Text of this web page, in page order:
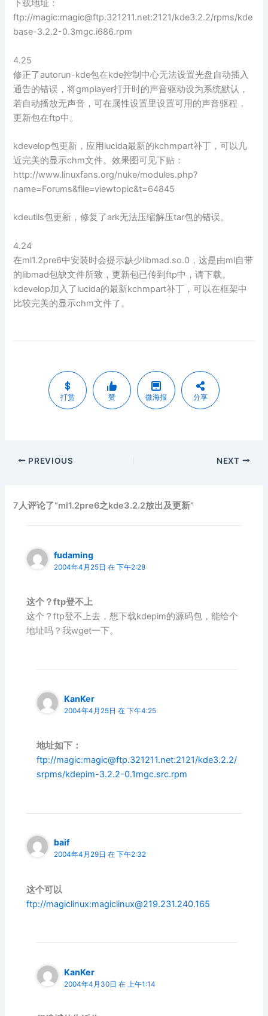
下载地址：
ftp://magic:magic@ftp.321211.net:2121/kde3.2.2/rpms/kde
base-3.2.2-0.3mgc.i686.rpm
4.25
修正了autorun-kde包在kde控制中心无法设置光盘自动插入
通告的错误，将gmplayer打开时的声音驱动设为系统默认，
若自动播放无声音，可在属性设置里设置可用的声音驱程，
更新包在ftp中。
kdevelop包更新，应用lucida最新的kchmpart补丁，可以几
近完美的显示chm文件。效果图可见下贴：
http://www.linuxfans.org/nuke/modules.php?
name=Forums&file=viewtopic&t=64845
kdeutils包更新，修复了ark无法压缩解压tar包的错误。
4.24
在ml1.2pre6中安装时会提示缺少libmad.so.0，这是由ml自带
的libmad包缺文件所致，更新包已传到ftp中，请下载。
kdevelop加入了lucida的最新kchmpart补丁，可以在框架中
比较完美的显示chm文件了。
打赏 赞 微海报 分享
PREVIOUS NEXT
7人评论了“ml1.2pre6之kde3.2.2放出及更新”
fudaming
2004年4月25日 在 下午2:28
这个？ftp登不上
这个？ftp登不上去，想下载kdepim的源码包，能给个
地址吗？我wget一下。
KanKer
2004年4月25日 在 下午4:25
地址如下：
ftp://magic:magic@ftp.321211.net:2121/kde3.2.2/
srpms/kdepim-3.2.2-0.1mgc.src.rpm
baif
2004年4月29日 在 下午2:32
这个可以
ftp://magiclinux:magiclinux@219.231.240.165
KanKer
2004年4月30日 在 上午1:14